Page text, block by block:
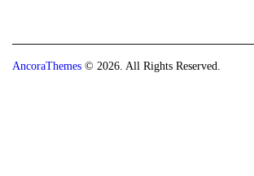
AncoraThemes © 2026. All Rights Reserved.